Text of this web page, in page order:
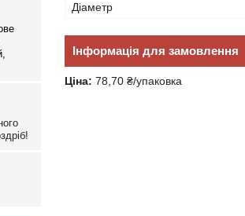
Діаметр
Інформація для замовлення
Ціна: 78,70 ₴/упаковка